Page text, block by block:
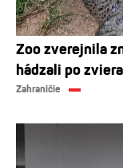
Zoo zverejnila
hádzali po
Zahraničie